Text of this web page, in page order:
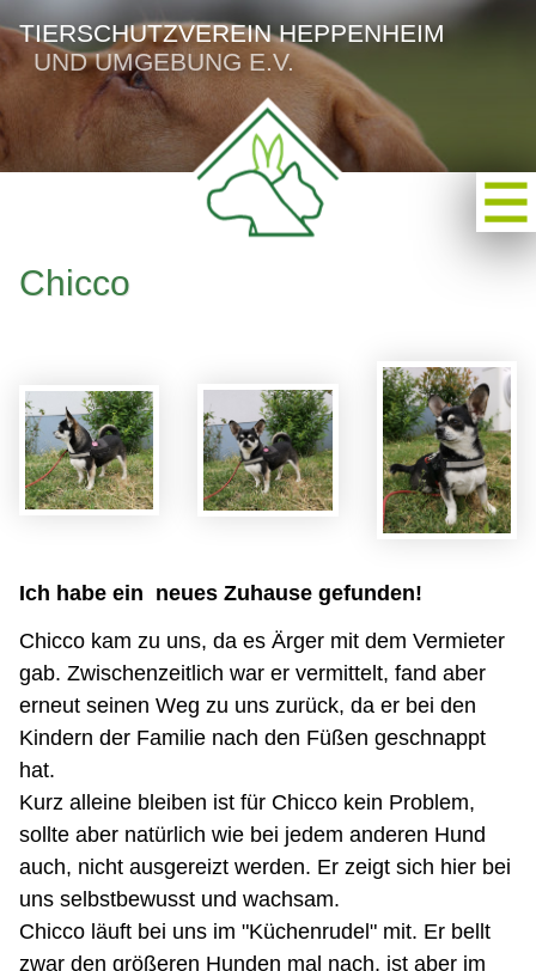
TIERSCHUTZVEREIN HEPPENHEIM
UND UMGEBUNG E.V.
Chicco
Ich habe ein neues Zuhause gefunden!
Chicco kam zu uns, da es Ärger mit dem Vermieter
gab. Zwischenzeitlich war er vermittelt, fand aber
erneut seinen Weg zu uns zurück, da er bei den
Kindern der Familie nach den Füßen geschnappt
hat.
Kurz alleine bleiben ist für Chicco kein Problem,
sollte aber natürlich wie bei jedem anderen Hund
auch, nicht ausgereizt werden. Er zeigt sich hier bei
uns selbstbewusst und wachsam.
Chicco läuft bei uns im "Küchenrudel" mit. Er bellt
zwar den größeren Hunden mal nach, ist aber im